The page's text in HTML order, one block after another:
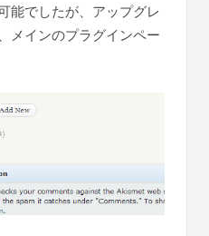
能でしたが、アップグレ
メインのプラグインペー